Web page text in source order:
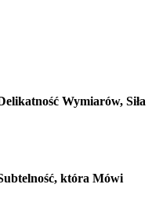
Wymiarów, Siła
która Mówi